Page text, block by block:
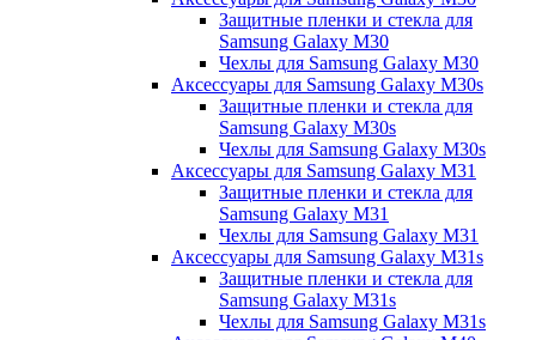
Защитные пленки и стекла для
Samsung Galaxy M30
Чехлы для Samsung Galaxy M30
Аксессуары для Samsung Galaxy M30s
Защитные пленки и стекла для
Samsung Galaxy M30s
Чехлы для Samsung Galaxy M30s
Аксессуары для Samsung Galaxy M31
Защитные пленки и стекла для
Samsung Galaxy M31
Чехлы для Samsung Galaxy M31
Аксессуары для Samsung Galaxy M31s
Защитные пленки и стекла для
Samsung Galaxy M31s
Чехлы для Samsung Galaxy M31s